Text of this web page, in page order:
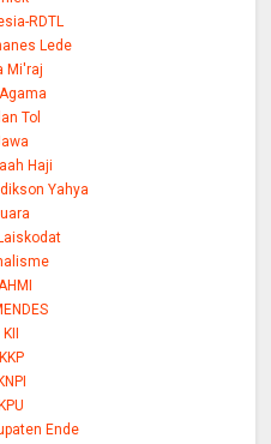
RDTL
Lede
Mi'raj
Tol
Haji
Yahya
KII
KKP
KNPI
KPU
Ende